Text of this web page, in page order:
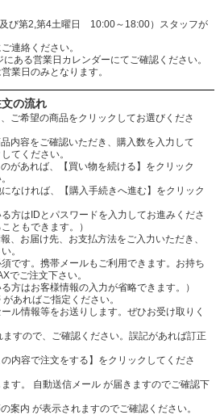
び第2,第4土曜日 10:00～18:00）スタッフが
連絡ください。
ある営業日カレンダーにてご確認ください。
業日のみとなります。
の流れ
ご希望の商品をクリックしてお選びくださ
内容をご確認いただき、購入数を入力して
てください。
があれば、【買い物を続ける】をクリック
ば、【購入手続きへ進む】をクリック
IDとパスワードを入力してお進みくださ
ともできます。）
、お届け先、お支払方法をご入力いただき、
。
。携帯メールもご利用できます。お持ち
でご注文下さい。
お客様情報の入力が省略できます。）
あればご指定ください。
等をお送りします。ぜひお受け取りく
すので、ご確認ください。誤記があれば訂正
で注文をする】をクリックしてくださ
自動送信メール が届きますのでご確認下
案内 が表示されますのでご確認ください。